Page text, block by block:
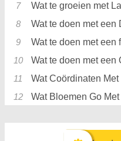
Wat te groeien met
Wat te doen met een
Wat te doen met een
Wat te doen met een
Wat Coördinaten Met